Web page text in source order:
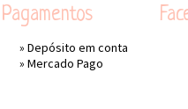
Pagamentos
» Depósito em conta
» Mercado Pago